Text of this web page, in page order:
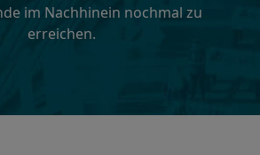
im Nachhinein nochmal zu
erreichen.